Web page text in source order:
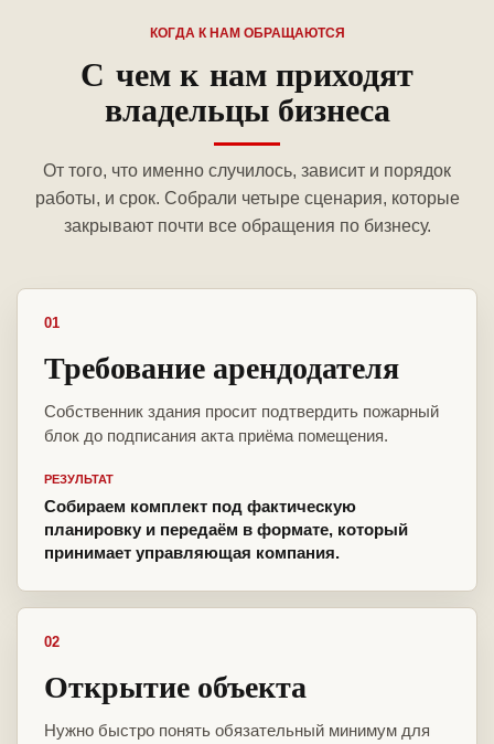
КОГДА К НАМ ОБРАЩАЮТСЯ
С чем к нам приходят
владельцы бизнеса
От того, что именно случилось, зависит и порядок
работы, и срок. Собрали четыре сценария, которые
закрывают почти все обращения по бизнесу.
01
Требование арендодателя
Собственник здания просит подтвердить пожарный
блок до подписания акта приёма помещения.
РЕЗУЛЬТАТ
Собираем комплект под фактическую
планировку и передаём в формате, который
принимает управляющая компания.
02
Открытие объекта
Нужно быстро понять обязательный минимум для